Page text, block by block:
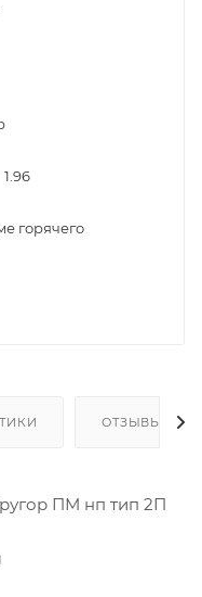
1.96
горячего
ОТЗЫВЫ
ПМ нп тип 2П